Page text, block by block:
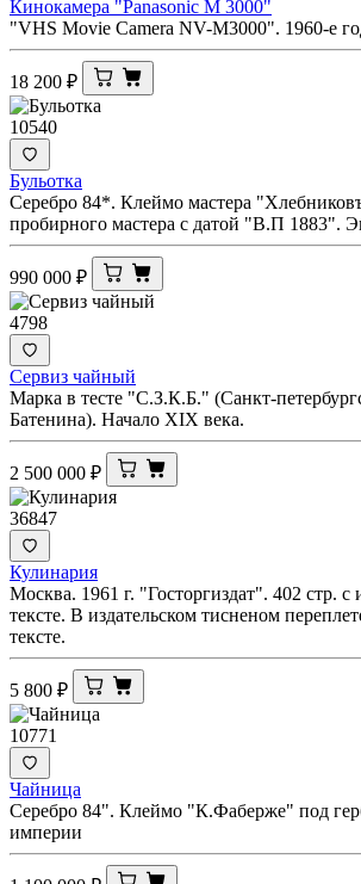
Кинокамера "Panasonic M 3000"
"VHS Movie Camera NV-M3000". 1960-е
18 200 ₽
10540
Бульотка
Серебро 84*. Клеймо мастера
пробирного мастера с датой "В.П 1883".
990 000 ₽
4798
Сервиз чайный
Марка в тесте "С.З.К.Б." (Санкт-
Батенина). Начало XIX века.
2 500 000 ₽
36847
Кулинария
Москва. 1961 г. "Госторгиздат". 402 стр.
тексте. В издательском тисненом
тексте.
5 800 ₽
10771
Чайница
Серебро 84". Клеймо "К.Фаберже" под
империи